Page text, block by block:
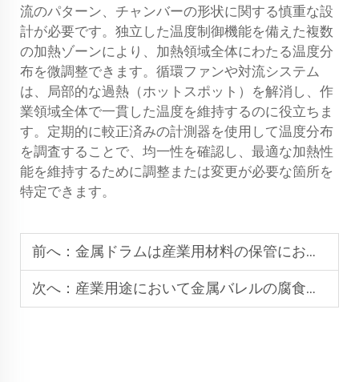
流のパターン、チャンバーの形状に関する慎重な設
計が必要です。独立した温度制御機能を備えた複数
の加熱ゾーンにより、加熱領域全体にわたる温度分
布を微調整できます。循環ファンや対流システム
は、局部的な過熱（ホットスポット）を解消し、作
業領域全体で一貫した温度を維持するのに役立ちま
す。定期的に較正済みの計測器を使用して温度分布
を調査することで、均一性を確認し、最適な加熱性
能を維持するために調整または変更が必要な箇所を
特定できます。
前へ： 金属ドラムは産業用材料の保管における安全性をどのように向上させますか？
次へ： 産業用途において金属バレルの腐食防止はなぜ重要なのか？